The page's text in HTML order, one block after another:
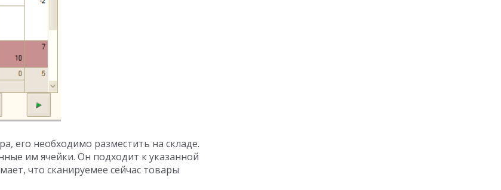
его необходимо разместить на складе.
им ячейки. Он подходит к указанной
что сканируемее сейчас товары